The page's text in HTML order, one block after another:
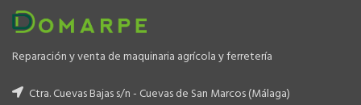
Reparación y venta de maquinaria agrícola y ferretería
Ctra. Cuevas Bajas s/n - Cuevas de San Marcos (Málaga)